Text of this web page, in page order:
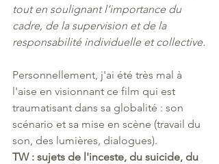
tout en soulignant l’importance du
cadre, de la supervision et de la
responsabilité individuelle et collective.
Personnellement, j'ai été très mal à
l'aise en visionnant ce film qui est
traumatisant dans sa globalité : son
scénario et sa mise en scène (travail du
son, des lumières, dialogues).
TW : sujets de l'inceste, du suicide, du